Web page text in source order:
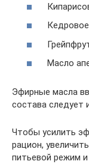
Масло
Эфирные масла
состава следует
Чтобы усилить
рацион,
питьевой режим